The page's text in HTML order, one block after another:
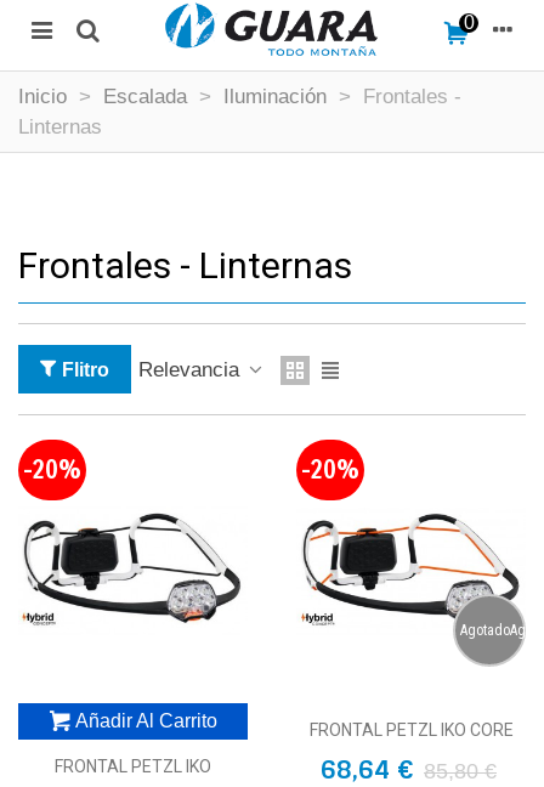
0
Inicio > Escalada > Iluminación >
Frontales -
Linternas
Frontales - Linternas
Flitro Relevancia
-20%
Añadir Al Carrito
FRONTAL PETZL IKO
-20%
FRONTAL PETZL IKO CORE
68,64 € 85,80 €